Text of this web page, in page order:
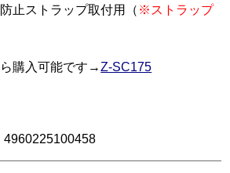
止ストラップ取付用（ ※ストラップ
購入可能です→Z-SC175
4960225100458